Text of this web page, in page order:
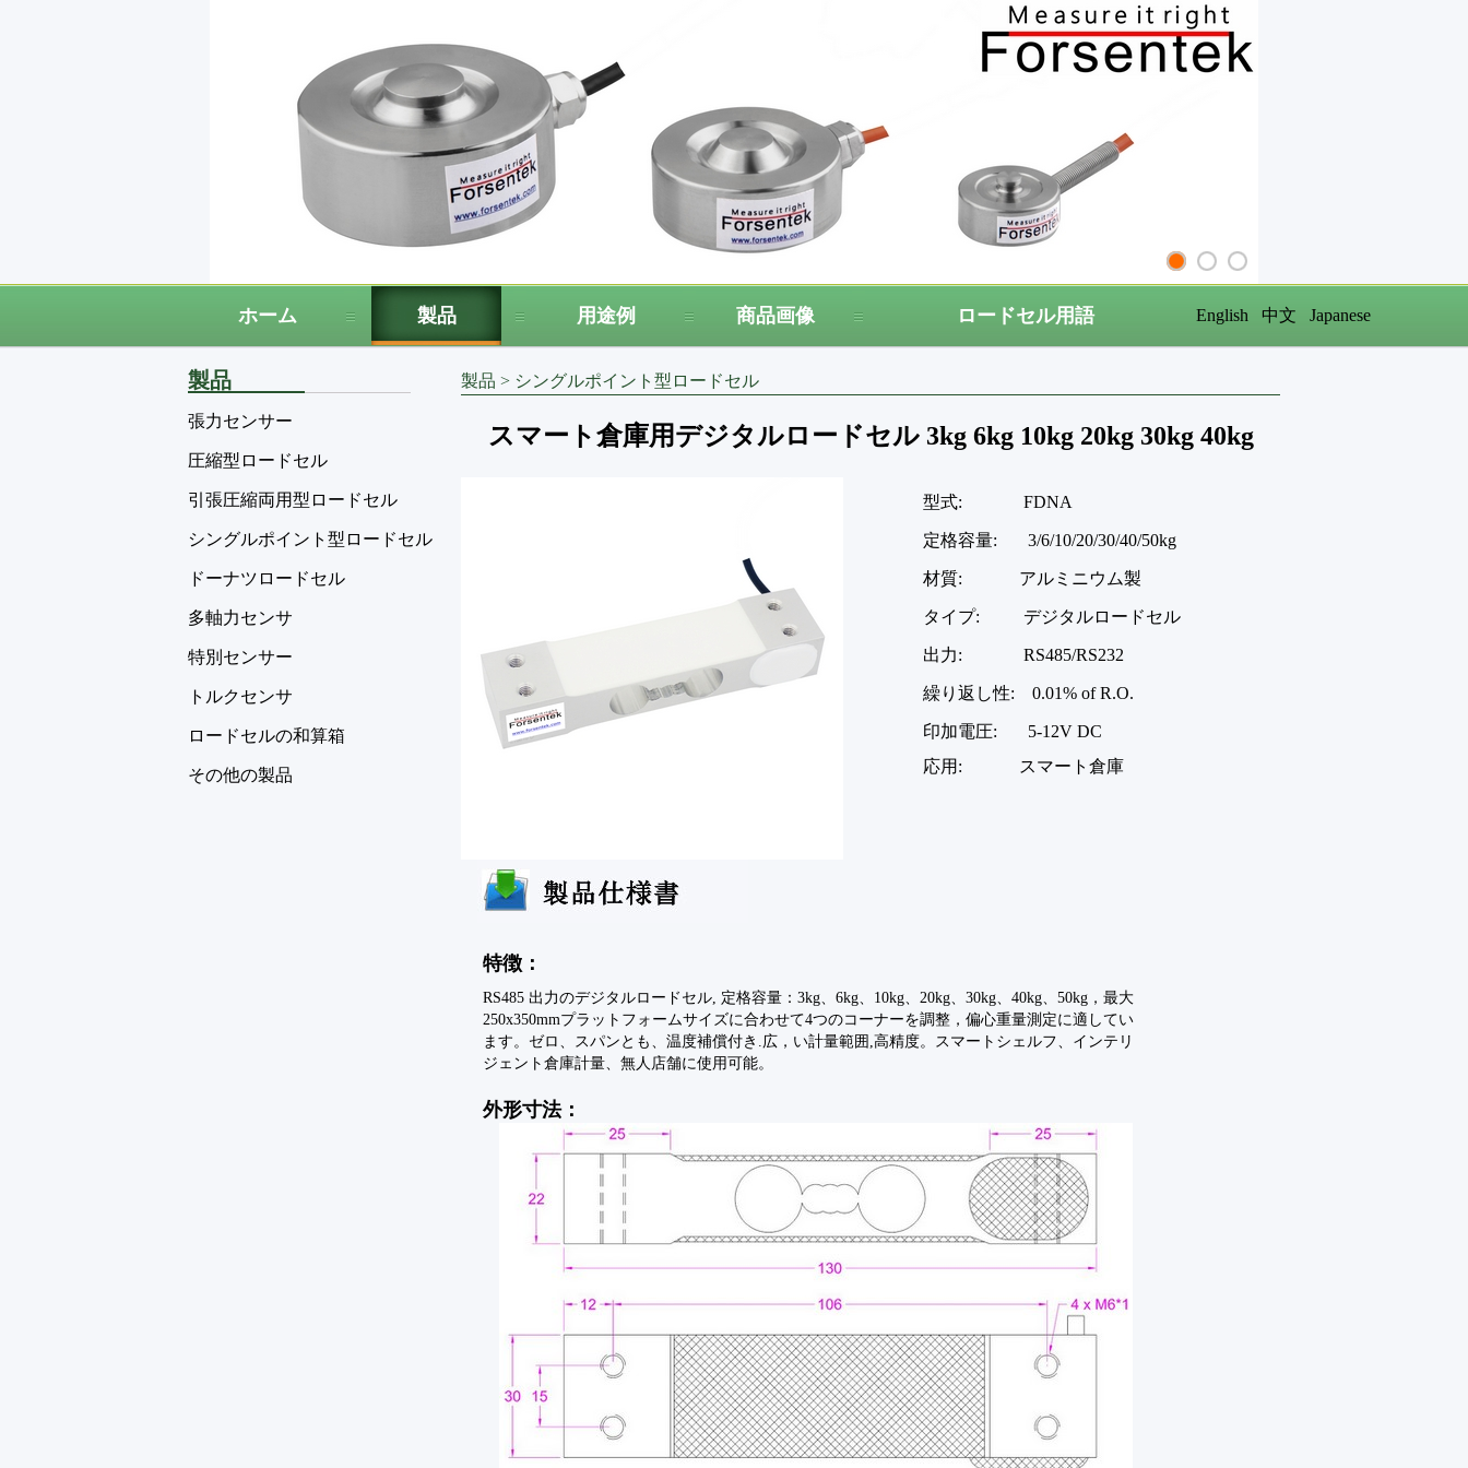
ホーム 製品 用途例 商品画像 ロードセル用語 English 中文 Japanese
製品
張力センサー
圧縮型ロードセル
引張圧縮両用型ロードセル
シングルポイント型ロードセル
ドーナツロードセル
多軸力センサ
特別センサー
トルクセンサ
ロードセルの和算箱
その他の製品
製品 > シングルポイント型ロードセル
スマート倉庫用デジタルロードセル 3kg 6kg 10kg 20kg 30kg 40kg
型式: FDNA
定格容量: 3/6/10/20/30/40/50kg
材質: アルミニウム製
タイプ: デジタルロードセル
出力: RS485/RS232
繰り返し性: 0.01% of R.O.
印加電圧: 5-12V DC
応用: スマート倉庫
特徴：
RS485 出力のデジタルロードセル, 定格容量：3kg、6kg、10kg、20kg、30kg、40kg、50kg，最大
250x350mmプラットフォームサイズに合わせて4つのコーナーを調整，偏心重量測定に適してい
ます。ゼロ、スパンとも、温度補償付き.広，い計量範囲,高精度。スマートシェルフ、インテリ
ジェント倉庫計量、無人店舗に使用可能。
外形寸法：